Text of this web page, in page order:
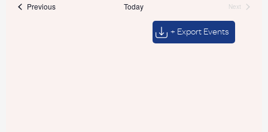
PreviousEvents Today
Next
+ Export Events